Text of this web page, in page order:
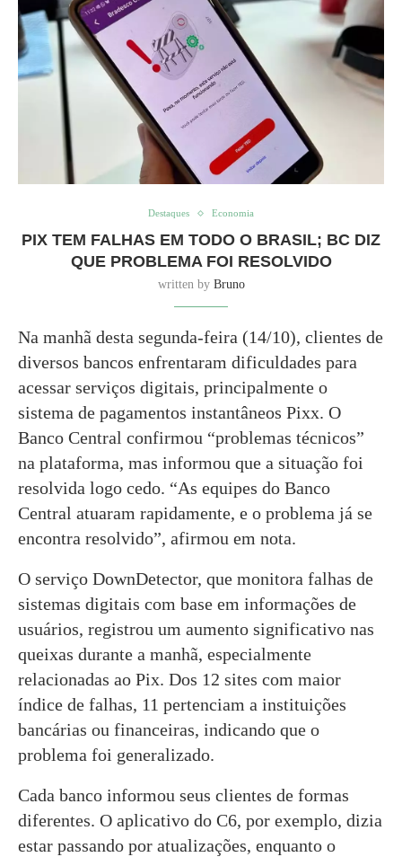
Destaques Economia
PIX TEM FALHAS EM TODO O BRASIL; BC DIZ
QUE PROBLEMA FOI RESOLVIDO
written by Bruno
Na manhã desta segunda-feira (14/10), clientes de
diversos bancos enfrentaram dificuldades para
acessar serviços digitais, principalmente o
sistema de pagamentos instantâneos Pixx. O
Banco Central confirmou “problemas técnicos”
na plataforma, mas informou que a situação foi
resolvida logo cedo. “As equipes do Banco
Central atuaram rapidamente, e o problema já se
encontra resolvido”, afirmou em nota.
O serviço DownDetector, que monitora falhas de
sistemas digitais com base em informações de
usuários, registrou um aumento significativo nas
queixas durante a manhã, especialmente
relacionadas ao Pix. Dos 12 sites com maior
índice de falhas, 11 pertenciam a instituições
bancárias ou financeiras, indicando que o
problema foi generalizado.
Cada banco informou seus clientes de formas
diferentes. O aplicativo do C6, por exemplo, dizia
estar passando por atualizações, enquanto o